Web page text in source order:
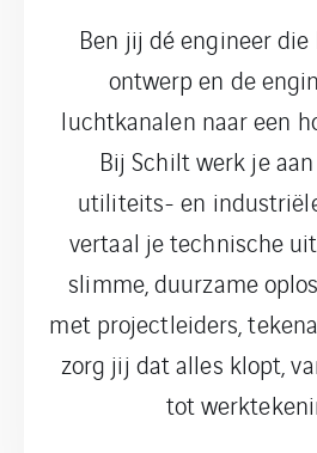
Ben jij dé engineer
ontwerp en de
luchtkanalen naar een
Bij Schilt werk je
utiliteits- en
vertaal je technische
slimme, duurzame
met projectleiders,
zorg jij dat alles klopt,
tot